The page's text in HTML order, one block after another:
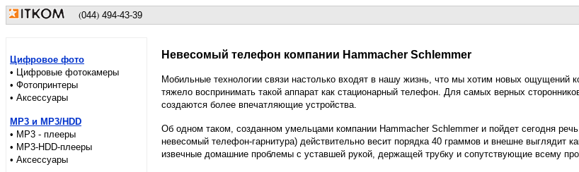
(044) 494-43-39
Цифровое фото
• Цифровые фотокамеры
• Фотопринтеры
• Аксессуары
MP3 и MP3/HDD
• MP3 - плееры
• MP3-HDD-плееры
• Аксессуары
Невесомый телефон компании Hammacher Schlemmer
Мобильные технологии связи настолько входят в нашу жизнь, что мы хотим новых ощущений
тяжело воспринимать такой аппарат как стационарный телефон. Для самых верных
создаются более впечатляющие устройства.
Об одном таком, созданном умельцами компании Hammacher Schlemmer и пойдет сегодня
невесомый телефон-гарнитура) действительно весит порядка 40 граммов и внешне выглядит
извечные домашние проблемы с уставшей рукой, держащей трубку и сопутствующие всему